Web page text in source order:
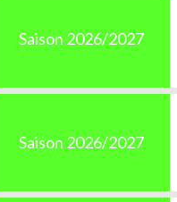
Saison 2026/2027
Saison 2026/2027